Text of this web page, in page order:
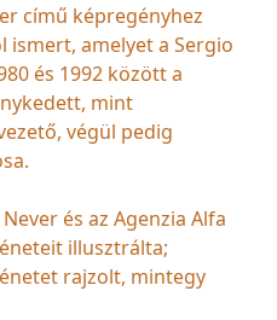
című képregényhez
amelyet a Sergio
és 1992 között a
mint
végül pedig
és az Agenzia Alfa
illusztrálta;
rajzolt, mintegy